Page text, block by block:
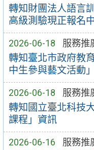
轉知財團法人語言
高級測驗現正報名
2026-06-18 服務推
轉知臺北市政府教
中生參與藝文活動」
2026-06-18 服務推
轉知國立臺北科技
課程」資訊
2026-06-16 服務推